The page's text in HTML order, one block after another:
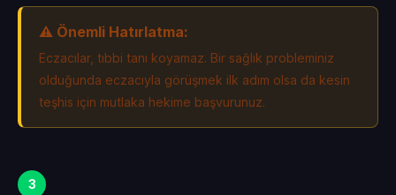
⚠️ Önemli Hatırlatma:
Eczacılar, tıbbi tanı koyamaz. Bir sağlık probleminiz
olduğunda eczacıyla görüşmek ilk adım olsa da kesin
teşhis için mutlaka hekime başvurunuz.
3